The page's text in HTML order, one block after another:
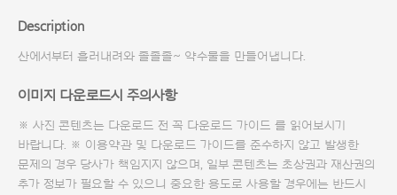
Description
산에서부터 흘러내려와 졸졸졸~ 약수물을 만들어냅니다.
이미지 다운로드시 주의사항
※ 사진 콘텐츠는 다운로드 전 꼭 다운로드 가이드 를 읽어보시기
바랍니다. ※ 이용약관 및 다운로드 가이드를 준수하지 않고 발생한
문제의 경우 당사가 책임지지 않으며, 일부 콘텐츠는 초상권과 재산권의
추가 정보가 필요할 수 있으니 중요한 용도로 사용할 경우에는 반드시